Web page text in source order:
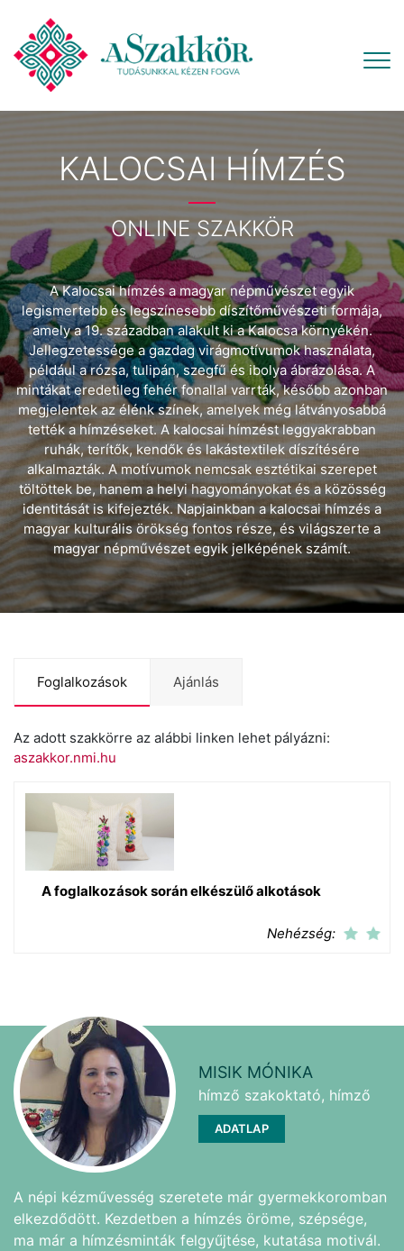
KALOCSAI HÍMZÉS
ONLINE SZAKKÖR
A Kalocsai hímzés a magyar népművészet egyik
legismertebb és legszínesebb díszítőművészeti formája,
amely a 19. században alakult ki a Kalocsa környékén.
Jellegzetessége a gazdag virágmotívumok használata,
például a rózsa, tulipán, szegfű és ibolya ábrázolása. A
mintákat eredetileg fehér fonallal varrták, később azonban
megjelentek az élénk színek, amelyek még látványosabbá
tették a hímzéseket. A kalocsai hímzést leggyakrabban
ruhák, terítők, kendők és lakástextilek díszítésére
alkalmazták. A motívumok nemcsak esztétikai szerepet
töltöttek be, hanem a helyi hagyományokat és a közösség
identitását is kifejezték. Napjainkban a kalocsai hímzés a
magyar kulturális örökség fontos része, és világszerte a
magyar népművészet egyik jelképének számít.
Foglalkozások Ajánlás
Az adott szakkörre az alábbi linken lehet pályázni:
aszakkor.nmi.hu
A foglalkozások során elkészülő alkotások
Nehézség:
MISIK MÓNIKA
hímző szakoktató, hímző
ADATLAP
A népi kézművesség szeretete már gyermekkoromban
elkezdődött. Kezdetben a hímzés öröme, szépsége,
ma már a hímzésminták felgyűjtése, kutatása motivál.